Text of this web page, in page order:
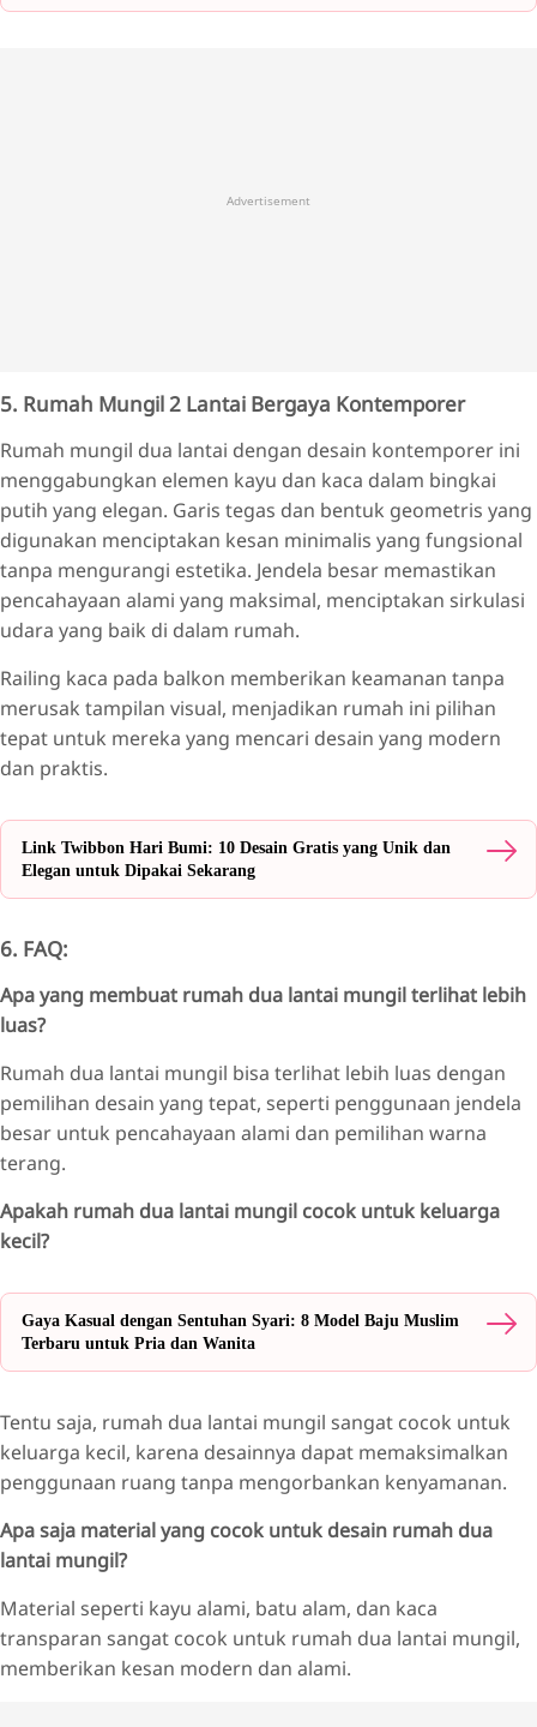
Advertisement
5. Rumah Mungil 2 Lantai Bergaya Kontemporer
Rumah mungil dua lantai dengan desain kontemporer ini
menggabungkan elemen kayu dan kaca dalam bingkai
putih yang elegan. Garis tegas dan bentuk geometris yang
digunakan menciptakan kesan minimalis yang fungsional
tanpa mengurangi estetika. Jendela besar memastikan
pencahayaan alami yang maksimal, menciptakan sirkulasi
udara yang baik di dalam rumah.
Railing kaca pada balkon memberikan keamanan tanpa
merusak tampilan visual, menjadikan rumah ini pilihan
tepat untuk mereka yang mencari desain yang modern
dan praktis.
Link Twibbon Hari Bumi: 10 Desain Gratis yang Unik dan
Elegan untuk Dipakai Sekarang
6. FAQ:
Apa yang membuat rumah dua lantai mungil terlihat lebih
luas?
Rumah dua lantai mungil bisa terlihat lebih luas dengan
pemilihan desain yang tepat, seperti penggunaan jendela
besar untuk pencahayaan alami dan pemilihan warna
terang.
Apakah rumah dua lantai mungil cocok untuk keluarga
kecil?
Gaya Kasual dengan Sentuhan Syari: 8 Model Baju Muslim
Terbaru untuk Pria dan Wanita
Tentu saja, rumah dua lantai mungil sangat cocok untuk
keluarga kecil, karena desainnya dapat memaksimalkan
penggunaan ruang tanpa mengorbankan kenyamanan.
Apa saja material yang cocok untuk desain rumah dua
lantai mungil?
Material seperti kayu alami, batu alam, dan kaca
transparan sangat cocok untuk rumah dua lantai mungil,
memberikan kesan modern dan alami.